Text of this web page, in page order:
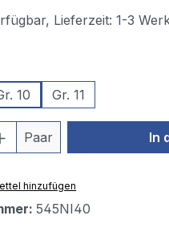
Lieferzeit: 1-3
10 Gr. 11
Anzahl: Gib den
Paar In
hinzufügen
545NI40